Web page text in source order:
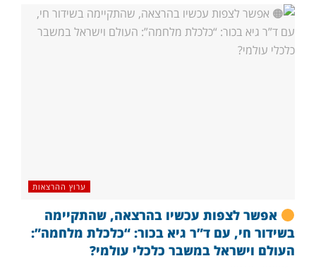
ערוץ ההרצאות
אפשר לצפות עכשיו בהרצאה, שהתקיימה
בשידור חי, עם ד”ר גיא בכור: “כלכלת מלחמה”:
העולם וישראל במשבר כלכלי עולמי?